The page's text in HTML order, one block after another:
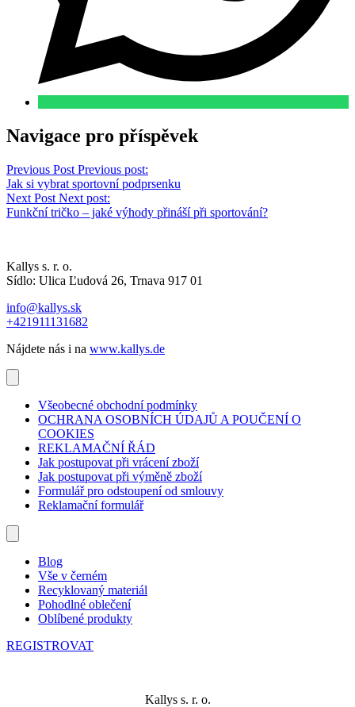
Navigace pro příspěvek
Previous Post Previous post:
Jak si vybrat sportovní podprsenku
Next Post Next post:
Funkční tričko – jaké výhody přináší při sportování?
Kallys s. r. o.
Sídlo: Ulica Ľudová 26, Trnava 917 01
info@kallys.sk
+421911131682
Nájdete nás i na www.kallys.de
Všeobecné obchodní podmínky
OCHRANA OSOBNÍCH ÚDAJŮ A POUČENÍ O
COOKIES
REKLAMAČNÍ ŘÁD
Jak postupovat při vrácení zboží
Jak postupovat při výměně zboží
Formulář pro odstoupení od smlouvy
Reklamační formulář
Blog
Vše v černém
Recyklovaný materiál
Pohodlné oblečení
Oblíbené produkty
REGISTROVAT
Kallys s. r. o.